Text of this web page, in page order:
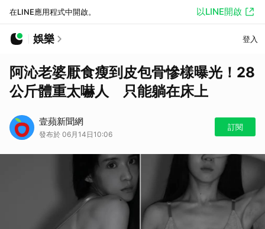
在LINE應用程式中開啟。 以LINE開啟
娛樂 登入
阿沁老婆厭食瘦到皮包骨慘樣曝光！28
公斤體重太嚇人 只能躺在床上
壹蘋新聞網
發布於 06月14日10:06
訂閱